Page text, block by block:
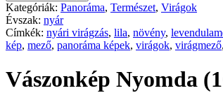
Kategóriák: Panoráma, Természet, Virágok
Évszak: nyár
Címkék: nyári virágzás, lila, növény,
kép, mező, panoráma képek, virágok, virágmező,
Vászonkép Nyomda